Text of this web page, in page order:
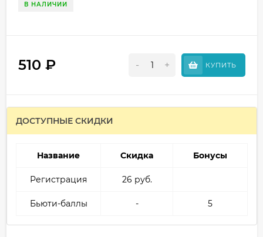
В НАЛИЧИИ
510 ₽ - + КУПИТЬ
ДОСТУПНЫЕ СКИДКИ
Название Скидка Бонусы
Регистрация 26 руб.
Бьюти-баллы - 5